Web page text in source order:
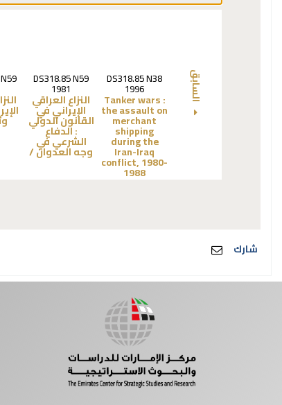
السابق DS318.85 N38
1996
Tanker wars :
the assault on
merchant
shipping
during the
Iran-Iraq
conflict, 1980-
1988
DS318.85 N59
1981
النزاع العراقي
الإيراني في
القانون الدولي
:الدفاع
الشرعي في
وجه العدوان /
شارك